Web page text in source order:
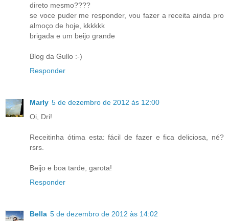
direto mesmo????
se voce puder me responder, vou fazer a receita ainda pro
almoço de hoje, kkkkkk
brigada e um beijo grande
Blog da Gullo :-)
Responder
Marly 5 de dezembro de 2012 às 12:00
Oi, Dri!
Receitinha ótima esta: fácil de fazer e fica deliciosa, né?
rsrs.
Beijo e boa tarde, garota!
Responder
Bella 5 de dezembro de 2012 às 14:02